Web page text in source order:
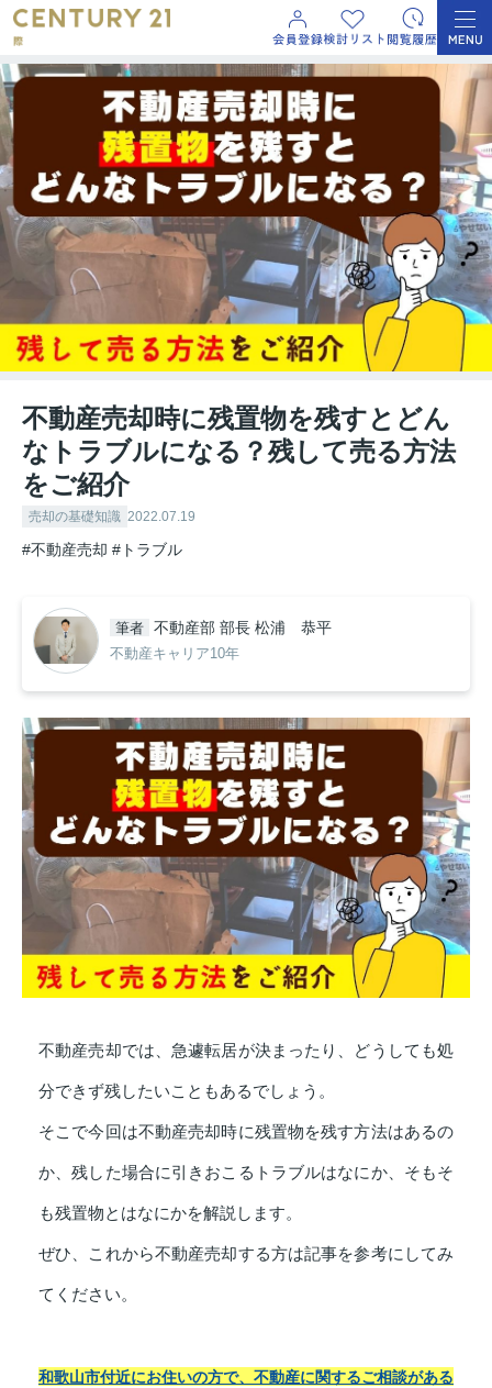
不動産売却時に残置物を残すとどん
なトラブルになる？残して売る方法
をご紹介
売却の基礎知識 2022.07.19
#不動産売却 #トラブル
筆者 不動産部 部長 松浦 恭平
不動産キャリア10年
不動産売却では、急遽転居が決まったり、どうしても処
分できず残したいこともあるでしょう。
そこで今回は不動産売却時に残置物を残す方法はあるの
か、残した場合に引きおこるトラブルはなにか、そもそ
も残置物とはなにかを解説します。
ぜひ、これから不動産売却する方は記事を参考にしてみ
てください。
和歌山市付近にお住いの方で、不動産に関するご相談がある